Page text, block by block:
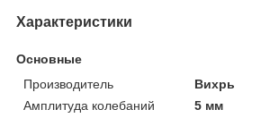
Характеристики
Основные
Производитель
Вихрь
Амплитуда колебаний
5 мм